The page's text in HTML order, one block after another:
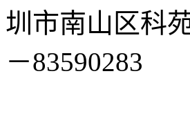
圳市南山区科
－83590283